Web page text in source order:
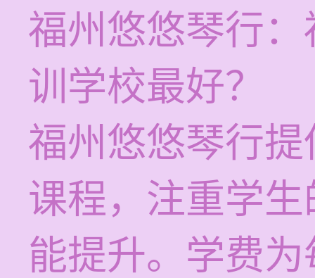
福州悠悠琴行
训学校最好？
福州悠悠琴行
课程，注重学
能提升。学费